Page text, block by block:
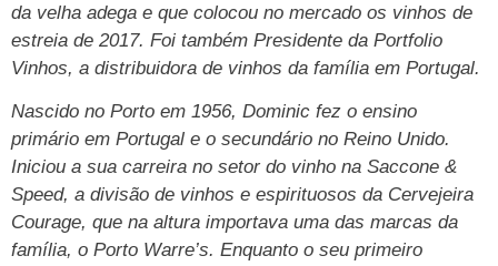
da velha adega e que colocou no mercado os vinhos de
estreia de 2017. Foi também Presidente da Portfolio
Vinhos, a distribuidora de vinhos da família em Portugal.
Nascido no Porto em 1956, Dominic fez o ensino
primário em Portugal e o secundário no Reino Unido.
Iniciou a sua carreira no setor do vinho na Saccone &
Speed, a divisão de vinhos e espirituosos da Cervejeira
Courage, que na altura importava uma das marcas da
família, o Porto Warre’s. Enquanto o seu primeiro